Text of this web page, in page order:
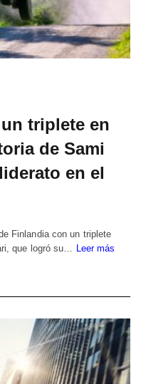
triplete en
de Sami
en el
Finlandia con un triplete
que logró su… Leer más